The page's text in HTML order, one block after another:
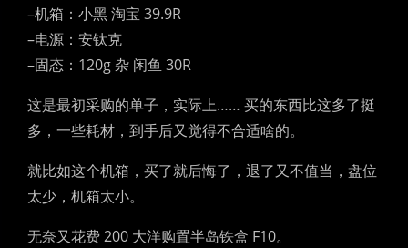
–机箱：小黑 淘宝 39.9R
–电源：安钛克
–固态：120g 杂 闲鱼 30R
这是最初采购的单子，实际上…… 买的东西比这多了挺
多，一些耗材，到手后又觉得不合适啥的。
就比如这个机箱，买了就后悔了，退了又不值当，盘位
太少，机箱太小。
无奈又花费 200 大洋购置半岛铁盒 F10。